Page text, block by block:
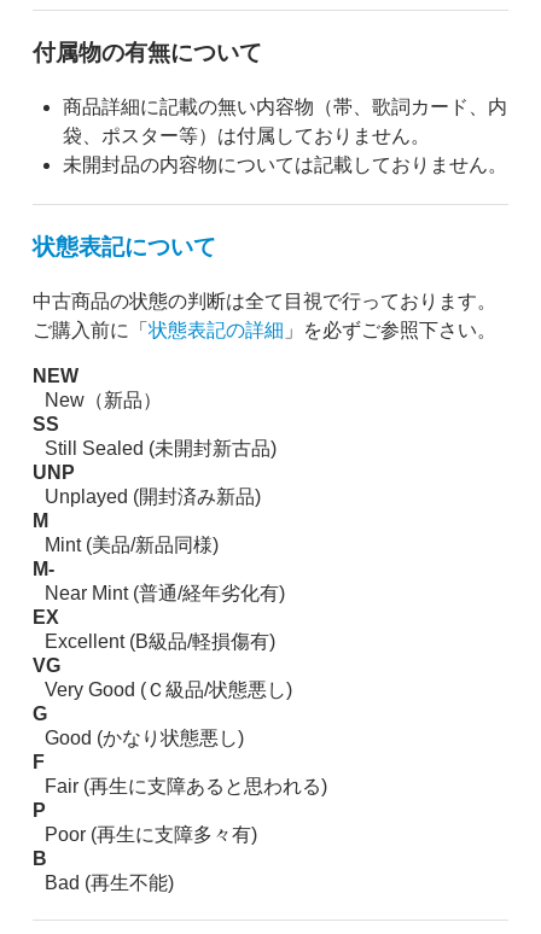
付属物の有無について
商品詳細に記載の無い内容物（帯、歌詞カード、内
袋、ポスター等）は付属しておりません。
未開封品の内容物については記載しておりません。
状態表記について
中古商品の状態の判断は全て目視で行っております。
ご購入前に「 状態表記の詳細 」を必ずご参照下さい。
NEW
New（新品）
SS
Still Sealed (未開封新古品)
UNP
Unplayed (開封済み新品)
M
Mint (美品/新品同様)
M-
Near Mint (普通/経年劣化有)
EX
Excellent (B級品/軽損傷有)
VG
Very Good (Ｃ級品/状態悪し)
G
Good (かなり状態悪し)
F
Fair (再生に支障あると思われる)
P
Poor (再生に支障多々有)
B
Bad (再生不能)